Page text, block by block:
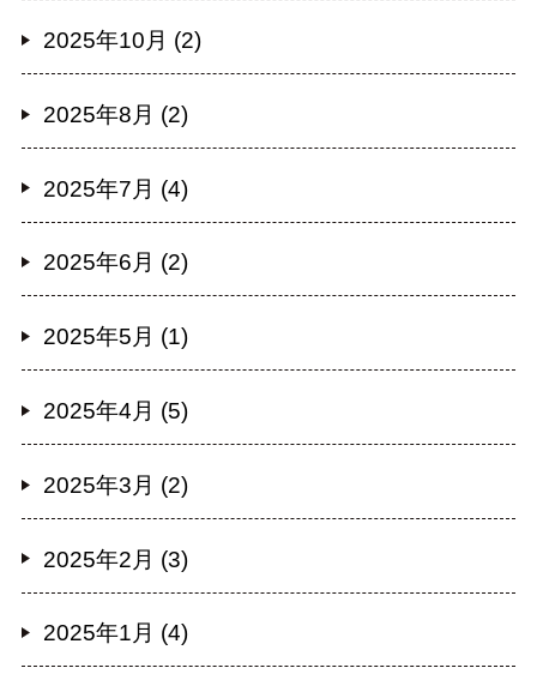
2025年10月 (2)
2025年8月 (2)
2025年7月 (4)
2025年6月 (2)
2025年5月 (1)
2025年4月 (5)
2025年3月 (2)
2025年2月 (3)
2025年1月 (4)